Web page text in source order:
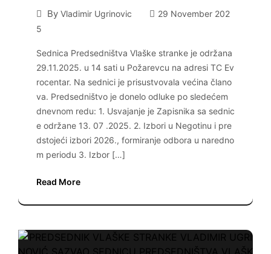
By Vladimir Ugrinovic
29 November 202
5
Sednica Predsedništva Vlaške stranke je održana
29.11.2025. u 14 sati u Požarevcu na adresi TC Ev
rocentar. Na sednici je prisustvovala većina člano
va. Predsedništvo je donelo odluke po sledećem
dnevnom redu: 1. Usvajanje je Zapisnika sa sednic
e održane 13. 07 .2025. 2. Izbori u Negotinu i pre
dstojeći izbori 2026., formiranje odbora u naredno
m periodu 3. Izbor […]
Read More